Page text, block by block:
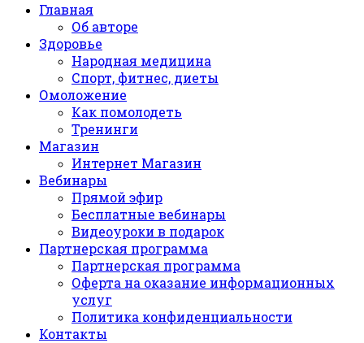
Главная
Об авторе
Здоровье
Народная медицина
Спорт, фитнес, диеты
Омоложение
Как помолодеть
Тренинги
Магазин
Интернет Магазин
Вебинары
Прямой эфир
Бесплатные вебинары
Видеоуроки в подарок
Партнерская программа
Партнерская программа
Оферта на оказание информационных
услуг
Политика конфиденциальности
Контакты